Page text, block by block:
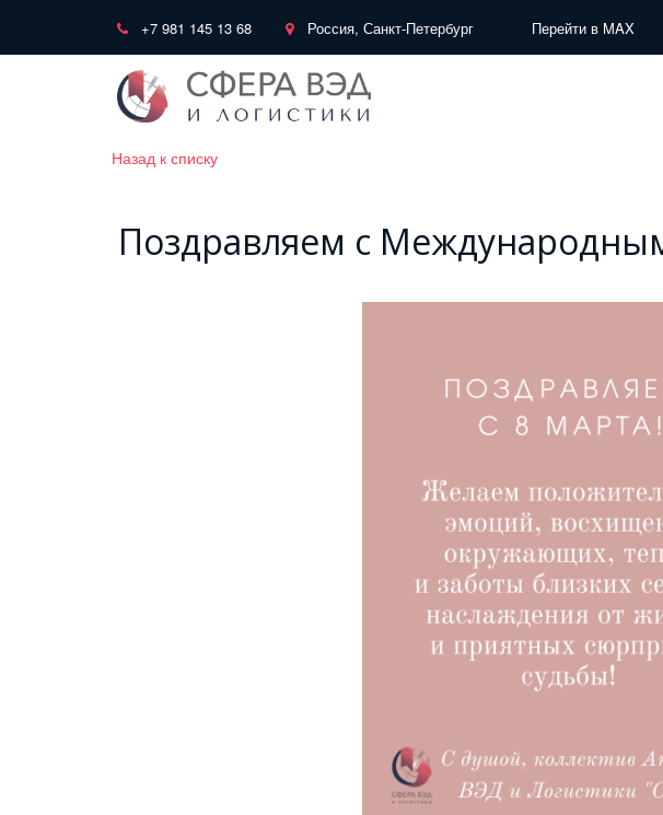
+7 981 145 13 68 Россия, Санкт-Петербург Перейти в MAX
Назад к списку
Поздравляем с